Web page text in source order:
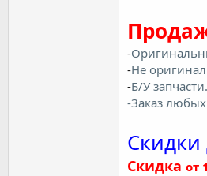
-
-Не
-Б/У запчасти.
-Заказ любых
Скидка от